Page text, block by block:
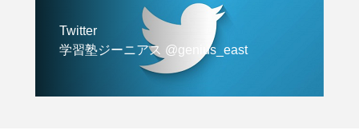
Twitter
学習塾ジーニアス @genius_east